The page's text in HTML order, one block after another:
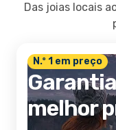
Das joias locais
N.º 1 em preço
melhor